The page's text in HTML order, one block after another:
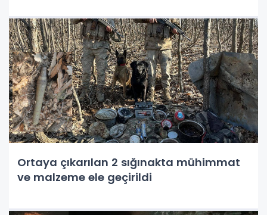
Ortaya çıkarılan 2 sığınakta mühimmat
ve malzeme ele geçirildi